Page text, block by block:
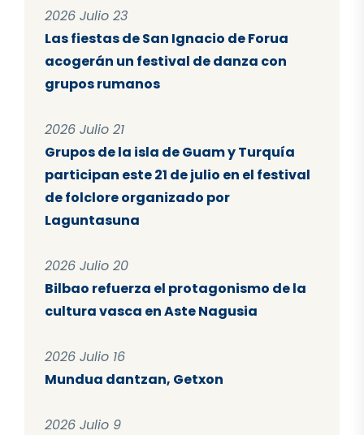
2026 Julio 23
Las fiestas de San Ignacio de Forua
acogerán un festival de danza con
grupos rumanos
2026 Julio 21
Grupos de la isla de Guam y Turquía
participan este 21 de julio en el festival
de folclore organizado por
Laguntasuna
2026 Julio 20
Bilbao refuerza el protagonismo de la
cultura vasca en Aste Nagusia
2026 Julio 16
Mundua dantzan, Getxon
2026 Julio 9